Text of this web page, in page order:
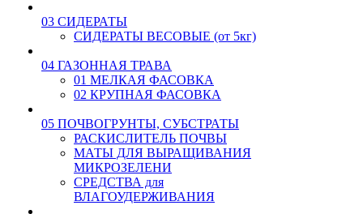
03 СИДЕРАТЫ
СИДЕРАТЫ ВЕСОВЫЕ (от 5кг)
04 ГАЗОННАЯ ТРАВА
01 МЕЛКАЯ ФАСОВКА
02 КРУПНАЯ ФАСОВКА
05 ПОЧВОГРУНТЫ, СУБСТРАТЫ
РАСКИСЛИТЕЛЬ ПОЧВЫ
МАТЫ ДЛЯ ВЫРАЩИВАНИЯ
МИКРОЗЕЛЕНИ
СРЕДСТВА для
ВЛАГОУДЕРЖИВАНИЯ